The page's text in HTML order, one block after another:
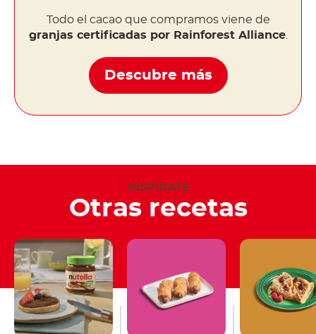
Todo el cacao que compramos viene de
granjas certificadas por Rainforest Alliance.
Descubre más
INSPÍRATE
Otras recetas